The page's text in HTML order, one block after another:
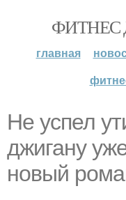
ФИТНЕС
главная
Не успел
джигану
новый